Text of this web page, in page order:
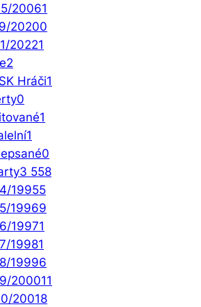
20061
20200
20221
2
Hráči1
0
1
1
0
3 558
19955
19969
19971
19981
19996
200011
20018